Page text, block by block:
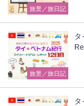
旅景／旅日記
旅景／旅日記
タ
タ